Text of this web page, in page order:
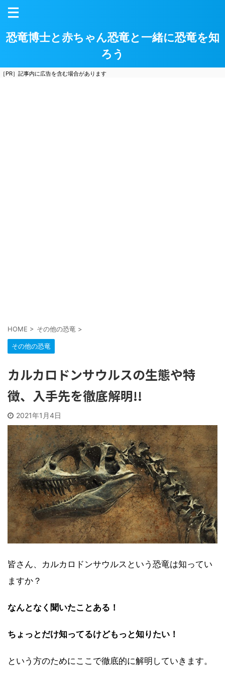
恐竜博士と赤ちゃん恐竜と一緒に恐竜を知
ろう
［PR］記事内に広告を含む場合があります
HOME > その他の恐竜 >
その他の恐竜
カルカロドンサウルスの生態や特
徴、入手先を徹底解明!!
2021年1月4日
皆さん、カルカロドンサウルスという恐竜は知ってい
ますか？
なんとなく聞いたことある！
ちょっとだけ知ってるけどもっと知りたい！
という方のためにここで徹底的に解明していきます。